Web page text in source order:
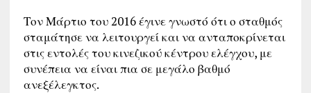
Τον Μάρτιο του 2016 έγινε γνωστό ότι ο σταθμός
σταμάτησε να λειτουργεί και να ανταποκρίνεται
στις εντολές του κινεζικού κέντρου ελέγχου, με
συνέπεια να είναι πια σε μεγάλο βαθμό
ανεξέλεγκτος.